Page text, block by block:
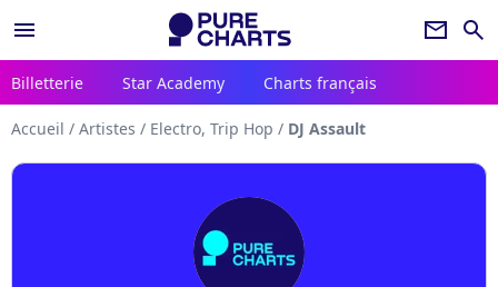
menu newsletter search
Billetterie Star Academy Charts français
Accueil / Artistes / Electro, Trip Hop / DJ Assault